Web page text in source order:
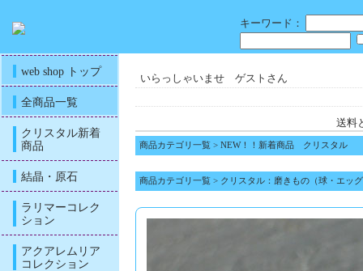
キーワード：
web shop トップ
全商品一覧
クリスタル新着
商品
結晶・原石
ラリマーコレク
ション
アクアレムリア
コレクション
いらっしゃいませ ゲストさん
送料
商品カテゴリ一覧 > NEW！！新着商品 クリスタル
商品カテゴリ一覧 > クリスタル：磨きもの（球・エッ